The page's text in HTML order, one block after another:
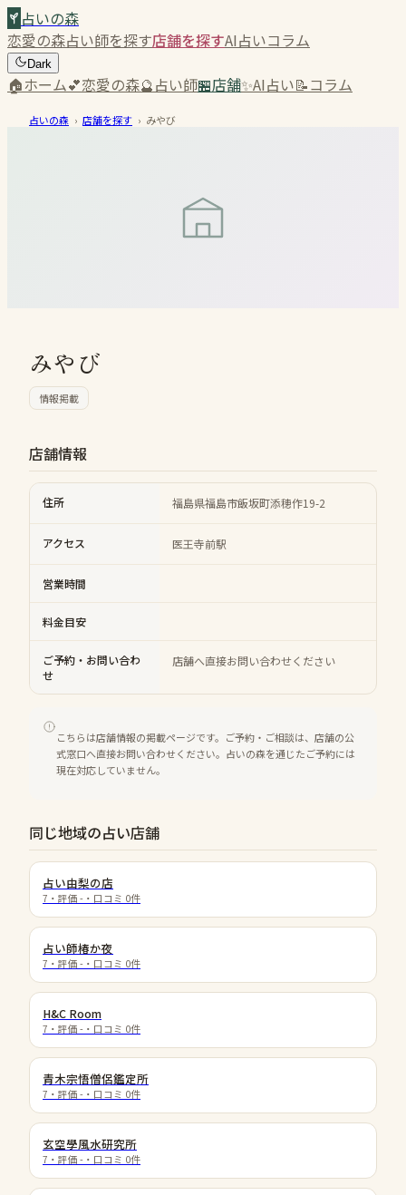
占いの森
恋愛の森占い師を探す店舗を探すAI占いコラム
Dark
🏠ホーム💕恋愛の森🔮占い師🏪店舗✨AI占い📝コラム
占いの森 › 店舗を探す › みやび
みやび
情報掲載
店舗情報
住所 福島県福島市飯坂町添穂作19-2
アクセス 医王寺前駅
営業時間
料金目安
ご予約・お問い合わ
せ
店舗へ直接お問い合わせください
こちらは店舗情報の掲載ページです。ご予約・ご相談は、店舗の公
式窓口へ直接お問い合わせください。占いの森を通じたご予約には
現在対応していません。
同じ地域の占い店舗
占い由梨の店
7 ・評価 - ・口コミ 0件
占い師椿か夜
7 ・評価 - ・口コミ 0件
H&C Room
7 ・評価 - ・口コミ 0件
青木宗悟僧侶鑑定所
7 ・評価 - ・口コミ 0件
玄空學風水研究所
7 ・評価 - ・口コミ 0件